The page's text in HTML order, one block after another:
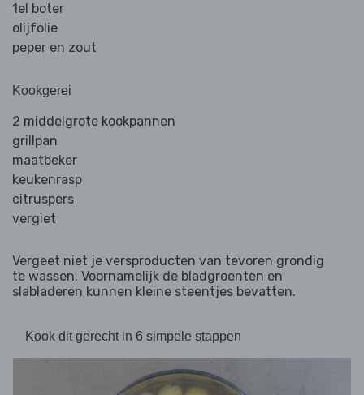
1el boter
olijfolie
peper en zout
Kookgerei
2 middelgrote kookpannen
grillpan
maatbeker
keukenrasp
citruspers
vergiet
Vergeet niet je versproducten van tevoren grondig
te wassen. Voornamelijk de bladgroenten en
slabladeren kunnen kleine steentjes bevatten.
Kook dit gerecht in 6 simpele stappen